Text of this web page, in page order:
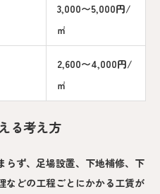
3,000〜5,000円/
㎡
2,600〜4,000円/
㎡
る考え方
らず、足場設置、下地補修、下
などの工程ごとにかかる工賃が